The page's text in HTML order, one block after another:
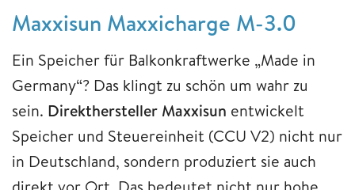
Maxxisun Maxxicharge M-3.0
Ein Speicher für Balkonkraftwerke „Made in
Germany“? Das klingt zu schön um wahr zu
sein. Direkthersteller Maxxisun entwickelt
Speicher und Steuereinheit (CCU V2) nicht nur
in Deutschland, sondern produziert sie auch